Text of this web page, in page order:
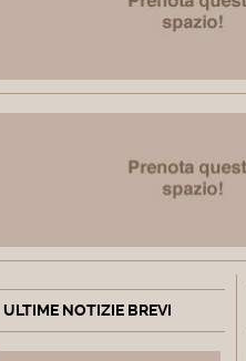
ULTIME NOTIZIE BREVI